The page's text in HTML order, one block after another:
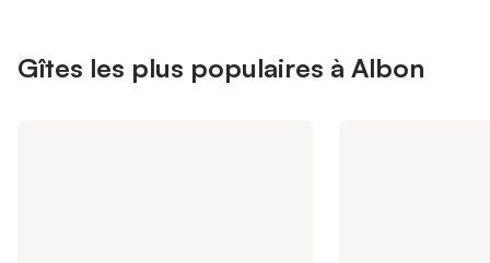
Gîtes les plus populaires à Albon